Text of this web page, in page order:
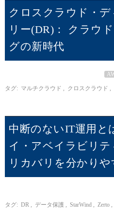
クロスクラウド・
リー(DR)： クラウ
グの新時代
タグ: マルチクラウド クロスクラウド
中断のないIT運用と
イ・アベイラビリテ
リカバリを分かりや
タグ: DR データ保護 StarWind Zerto